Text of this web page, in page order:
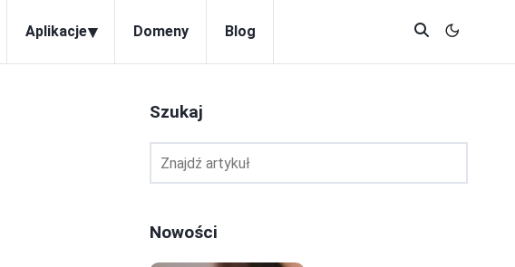
Aplikacje▾ Domeny Blog
Szukaj
Nowości